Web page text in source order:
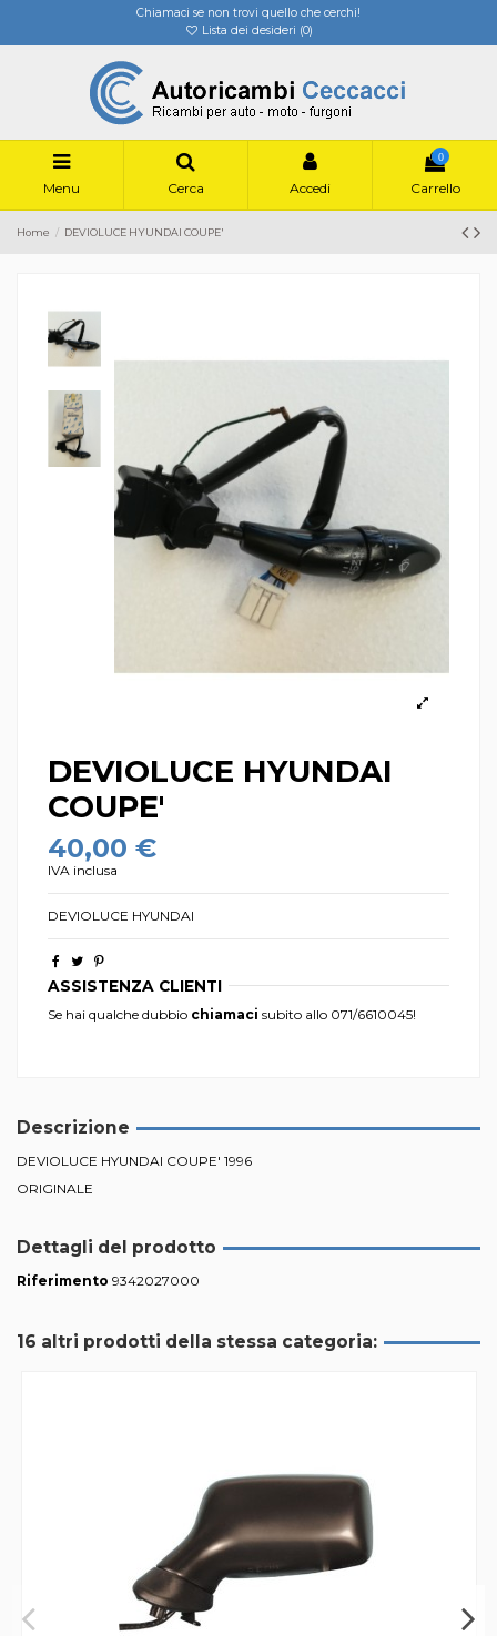
Chiamaci se non trovi quello che cerchi!
Lista dei desideri (0)
Menu Cerca Accedi
0
Carrello
Home DEVIOLUCE HYUNDAI COUPE'
DEVIOLUCE HYUNDAI
COUPE'
40,00 €
IVA inclusa
DEVIOLUCE HYUNDAI
ASSISTENZA CLIENTI
Se hai qualche dubbio chiamaci subito allo 071/6610045!
Descrizione
DEVIOLUCE HYUNDAI COUPE' 1996
ORIGINALE
Dettagli del prodotto
Riferimento 9342027000
16 altri prodotti della stessa categoria: